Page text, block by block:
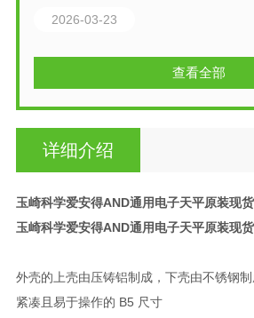
2026-03-23
查看全部
详细介绍
玉崎科学爱安得AND通用电子天平原装现货
玉崎科学爱安得AND通用电子天平原装现货
外壳的上壳由压铸铝制成，下壳由不锈钢制
紧凑且易于操作的 B5 尺寸